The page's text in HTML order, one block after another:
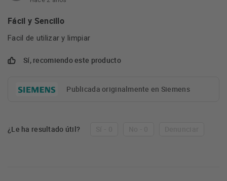
Fácil y Sencillo
Facil de utilizar y limpiar
Sí, recomiendo este producto
Publicada originalmente en Siemens
¿Le ha resultado útil?